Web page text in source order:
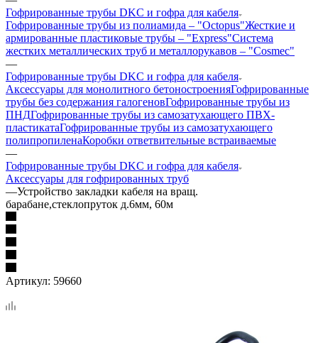
Гофрированные трубы DKC и гофра для кабеля
Гофрированные трубы из полиамида – "Octopus"Жесткие и
армированные пластиковые трубы – "Express"Система
жестких металлических труб и металлорукавов – "Cosmec"
—
Гофрированные трубы DKC и гофра для кабеля
Аксессуары для монолитного бетоностроенияГофрированные
трубы без содержания галогеновГофрированные трубы из
ПНДГофрированные трубы из самозатухающего ПВХ-
пластикатаГофрированные трубы из самозатухающего
полипропиленаКоробки ответвительные встраиваемые
—
Гофрированные трубы DKC и гофра для кабеля
Аксессуары для гофрированных труб
—Устройство закладки кабеля на вращ.
барабане,стеклопруток д.6мм, 60м
Артикул: 59660